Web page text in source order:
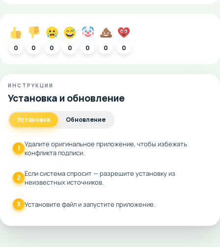
0 0 0 0 0 0 0
ИНСТРУКЦИИ
Установка и обновление
Установка Обновление
1 Удалите оригинальное приложение, чтобы избежать
конфликта подписи.
2 Если система спросит — разрешите установку из
неизвестных источников.
3 Установите файл и запустите приложение.